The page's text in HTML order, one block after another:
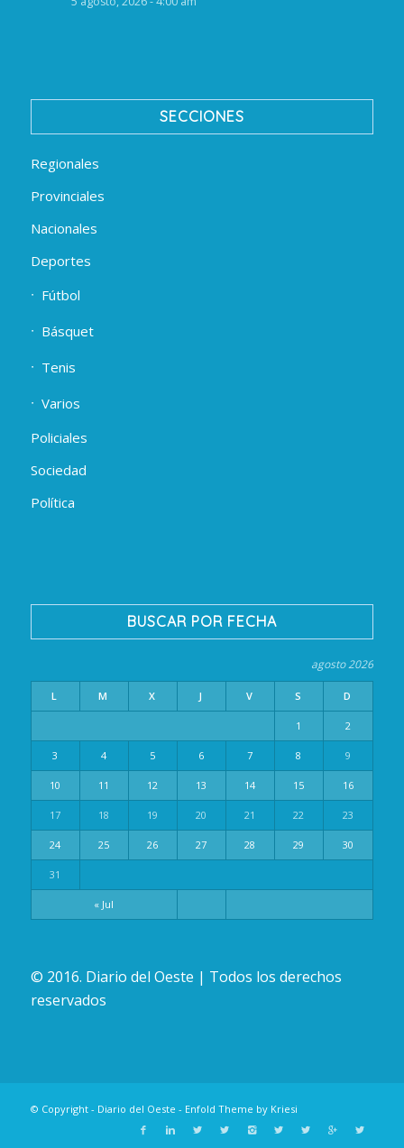
SECCIONES
Regionales
Provinciales
Nacionales
Deportes
Fútbol
Básquet
Tenis
Varios
Policiales
Sociedad
Política
BUSCAR POR FECHA
agosto 2026
L M X J V S D
« Jul
1 2
3 4 5 6 7 8 9
10 11 12 13 14 15 16
17 18 19 20 21 22 23
24 25 26 27 28 29 30
31
© 2016. Diario del Oeste | Todos los derechos
reservados
© Copyright - Diario del Oeste - Enfold Theme by Kriesi